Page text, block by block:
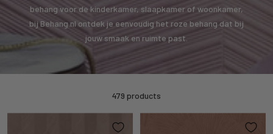
behang voor de kinderkamer, slaapkamer of woonkamer,
bij Behang.nl ontdek je eenvoudig het roze behang dat bij
jouw smaak en ruimte past.
479 products